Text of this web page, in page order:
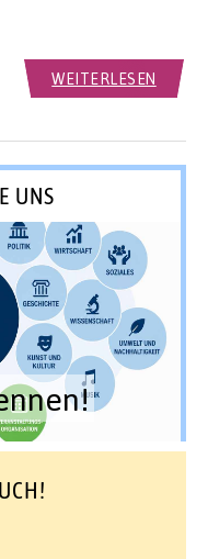
WEITERLESEN
UNS